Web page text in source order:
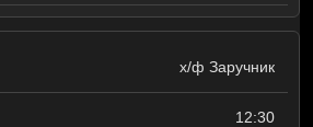
х/ф Заручник
12:30